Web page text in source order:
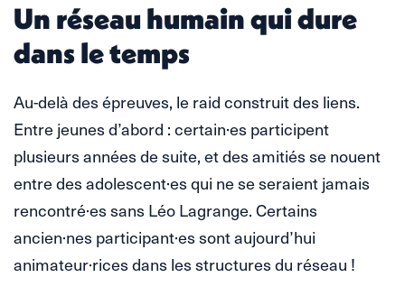
Un réseau humain qui dure
dans le temps
Au-delà des épreuves, le raid construit des liens.
Entre jeunes d’abord : certain·es participent
plusieurs années de suite, et des amitiés se nouent
entre des adolescent·es qui ne se seraient jamais
rencontré·es sans Léo Lagrange. Certains
ancien·nes participant·es sont aujourd’hui
animateur·rices dans les structures du réseau !